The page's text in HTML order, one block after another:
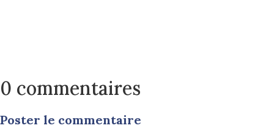
0 commentaires
Poster le commentaire